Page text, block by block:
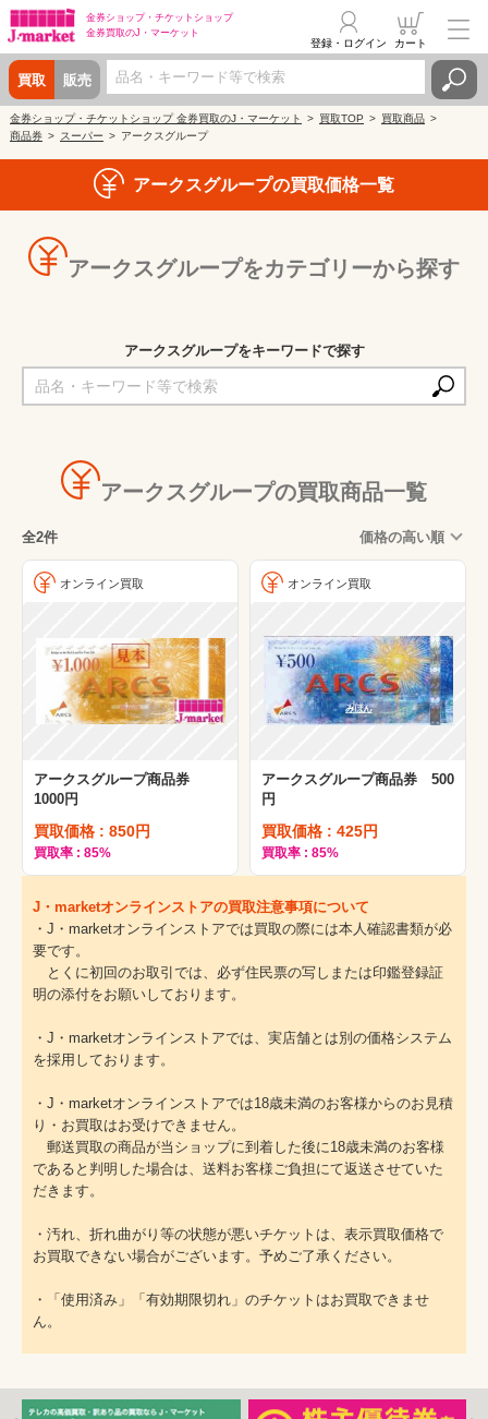
金券ショップ・ チケットショップ
金券買取のJ・マーケット
買取 販売
登録・ログイン カート
金券ショップ・チケットショップ 金券買取のJ・マーケット 買取TOP
買取商品
商品券
スーパー アークスグループ
アークスグループの買取価格一覧
アークスグループをカテゴリーから探す
アークスグループをキーワードで探す
アークスグループの買取商品一覧
全2件 価格の高い順
オンライン買取
アークスグループ商品券
1000円
買取価格 : 850円
買取率 : 85%
オンライン買取
アークスグループ商品券 500
円
買取価格 : 425円
買取率 : 85%
J・marketオンラインストアの買取注意事項について
・J・marketオンラインストアでは買取の際には本人確認書類が必
要です。
とくに初回のお取引では、必ず住民票の写しまたは印鑑登録証
明の添付をお願いしております。
・J・marketオンラインストアでは、実店舗とは別の価格システム
を採用しております。
・J・marketオンラインストアでは18歳未満のお客様からのお見積
り・お買取はお受けできません。
郵送買取の商品が当ショップに到着した後に18歳未満のお客様
であると判明した場合は、送料お客様ご負担にて返送させていた
だきます。
・汚れ、折れ曲がり等の状態が悪いチケットは、表示買取価格で
お買取できない場合がございます。予めご了承ください。
・「使用済み」「有効期限切れ」のチケットはお買取できませ
ん。